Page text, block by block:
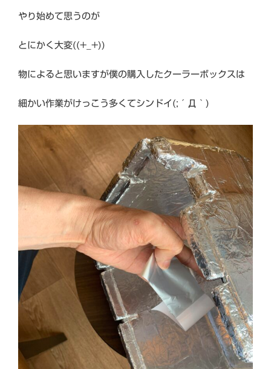
やり始めて思うのが
とにかく大変((+_+))
物によると思いますが僕の購入したクーラーボックスは
細かい作業がけっこう多くてシンドイ(;´Д｀)